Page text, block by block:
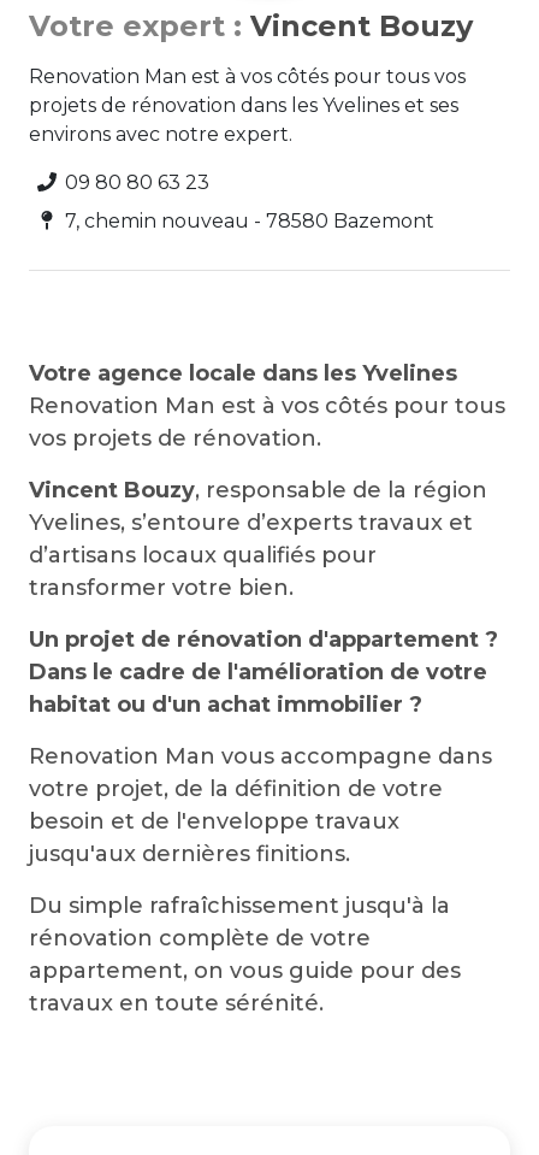
Votre expert : Vincent Bouzy
Renovation Man est à vos côtés pour tous vos
projets de rénovation dans les Yvelines et ses
environs avec notre expert.
09 80 80 63 23
7, chemin nouveau - 78580 Bazemont
Votre agence locale dans les Yvelines
Renovation Man est à vos côtés pour tous
vos projets de rénovation.
Vincent Bouzy, responsable de la région
Yvelines, s’entoure d’experts travaux et
d’artisans locaux qualifiés pour
transformer votre bien.
Un projet de rénovation d'appartement ?
Dans le cadre de l'amélioration de votre
habitat ou d'un achat immobilier ?
Renovation Man vous accompagne dans
votre projet, de la définition de votre
besoin et de l'enveloppe travaux
jusqu'aux dernières finitions.
Du simple rafraîchissement jusqu'à la
rénovation complète de votre
appartement, on vous guide pour des
travaux en toute sérénité.